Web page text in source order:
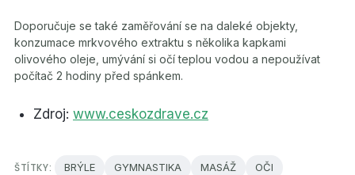
Doporučuje se také zaměřování se na daleké objekty,
konzumace mrkvového extraktu s několika kapkami
olivového oleje, umývání si očí teplou vodou a nepoužívat
počítač 2 hodiny před spánkem.
Zdroj: www.ceskozdrave.cz
ŠTÍTKY: BRÝLE GYMNASTIKA MASÁŽ
OČI